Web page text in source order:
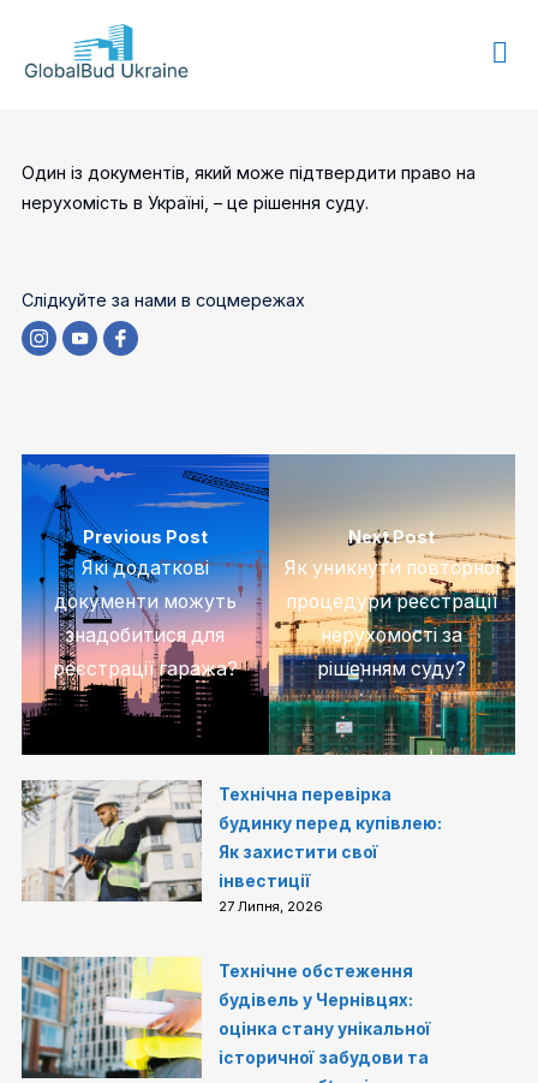
GLOBALBUD
Один із документів, який може підтвердити право на
нерухомість в Україні, – це рішення суду.
Слідкуйте за нами в соцмережах
Previous Post
Які додаткові
документи можуть
знадобитися для
реєстрації гаража?
Next Post
Як уникнути повторної
процедури реєстрації
нерухомості за
рішенням суду?
Технічна перевірка
будинку перед купівлею:
Як захистити свої
інвестиції
27 Липня, 2026
Технічне обстеження
будівель у Чернівцях:
оцінка стану унікальної
історичної забудови та